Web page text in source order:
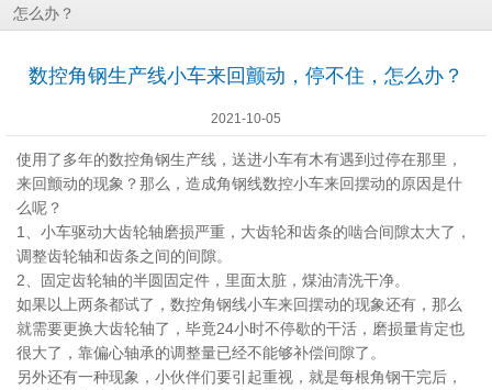
怎么办？
数控角钢生产线小车来回颤动，停不住，怎么办？
2021-10-05
使用了多年的数控角钢生产线，送进小车有木有遇到过停在那里，
来回颤动的现象？那么，造成角钢线数控小车来回摆动的原因是什
么呢？
1、小车驱动大齿轮轴磨损严重，大齿轮和齿条的啮合间隙太大了，
调整齿轮轴和齿条之间的间隙。
2、固定齿轮轴的半圆固定件，里面太脏，煤油清洗干净。
如果以上两条都试了，数控角钢线小车来回摆动的现象还有，那么
就需要更换大齿轮轴了，毕竟24小时不停歇的干活，磨损量肯定也
很大了，靠偏心轴承的调整量已经不能够补偿间隙了。
另外还有一种现象，小伙伴们要引起重视，就是每根角钢干完后，